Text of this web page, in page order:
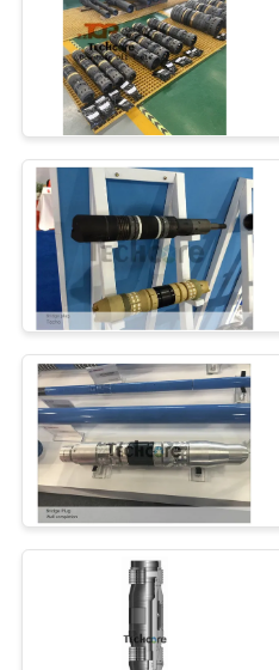
ΕΙΔΉΣΕΙΣ
ΠΕΡΙΠΤΏΣΕΙΣ
BLOG
SITEMAP
PRIVACY
POLICY